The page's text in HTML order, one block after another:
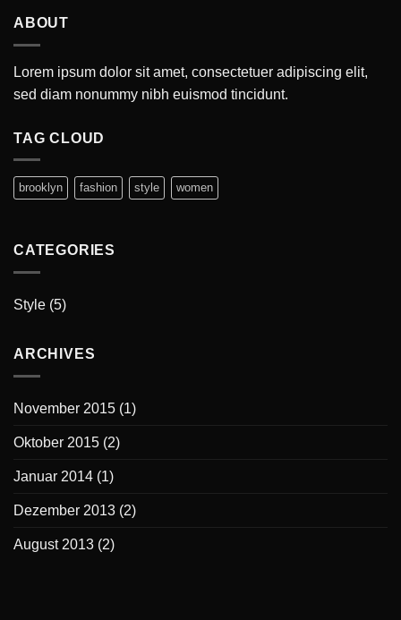
ABOUT
Lorem ipsum dolor sit amet, consectetuer adipiscing elit,
sed diam nonummy nibh euismod tincidunt.
TAG CLOUD
brooklyn fashion style women
CATEGORIES
Style (5)
ARCHIVES
November 2015 (1)
Oktober 2015 (2)
Januar 2014 (1)
Dezember 2013 (2)
August 2013 (2)